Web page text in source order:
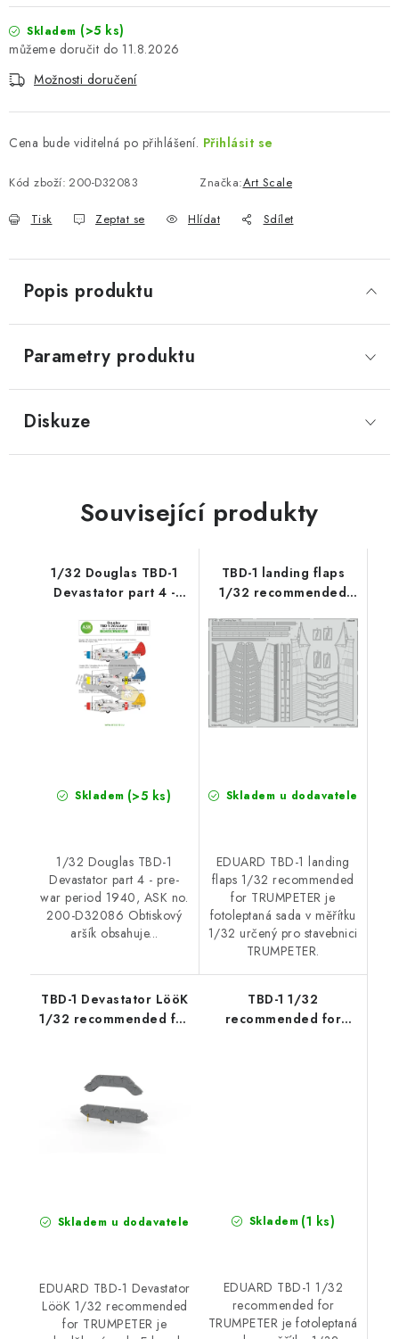
Skladem (>5 ks)
11.8.2026
Možnosti doručení
Cena bude viditelná po přihlášení. Přihlásit se
Kód zboží: 200-D32083 Značka:Art Scale
Tisk Zeptat se Hlídat Sdílet
Popis produktu
Parametry produktu
Diskuze
Související produkty
1/32 Douglas TBD-1
Devastator part 4 -
Skladem (>5 ks)
1/32 Douglas TBD-1
Devastator part 4 - pre-
war period 1940, ASK no.
200-D32086 Obtiskový
aršík obsahuje...
TBD-1 landing flaps
1/32 recommended
Skladem u dodavatele
EDUARD TBD-1 landing
flaps 1/32 recommended
for TRUMPETER je
fotoleptaná sada v měřítku
1/32 určený pro stavebnici
TRUMPETER.
TBD-1 Devastator LööK
1/32 recommended for
Skladem u dodavatele
EDUARD TBD-1 Devastator
LööK 1/32 recommended
for TRUMPETER je
TBD-1 1/32
recommended for
Skladem (1 ks)
EDUARD TBD-1 1/32
recommended for
TRUMPETER je fotoleptaná